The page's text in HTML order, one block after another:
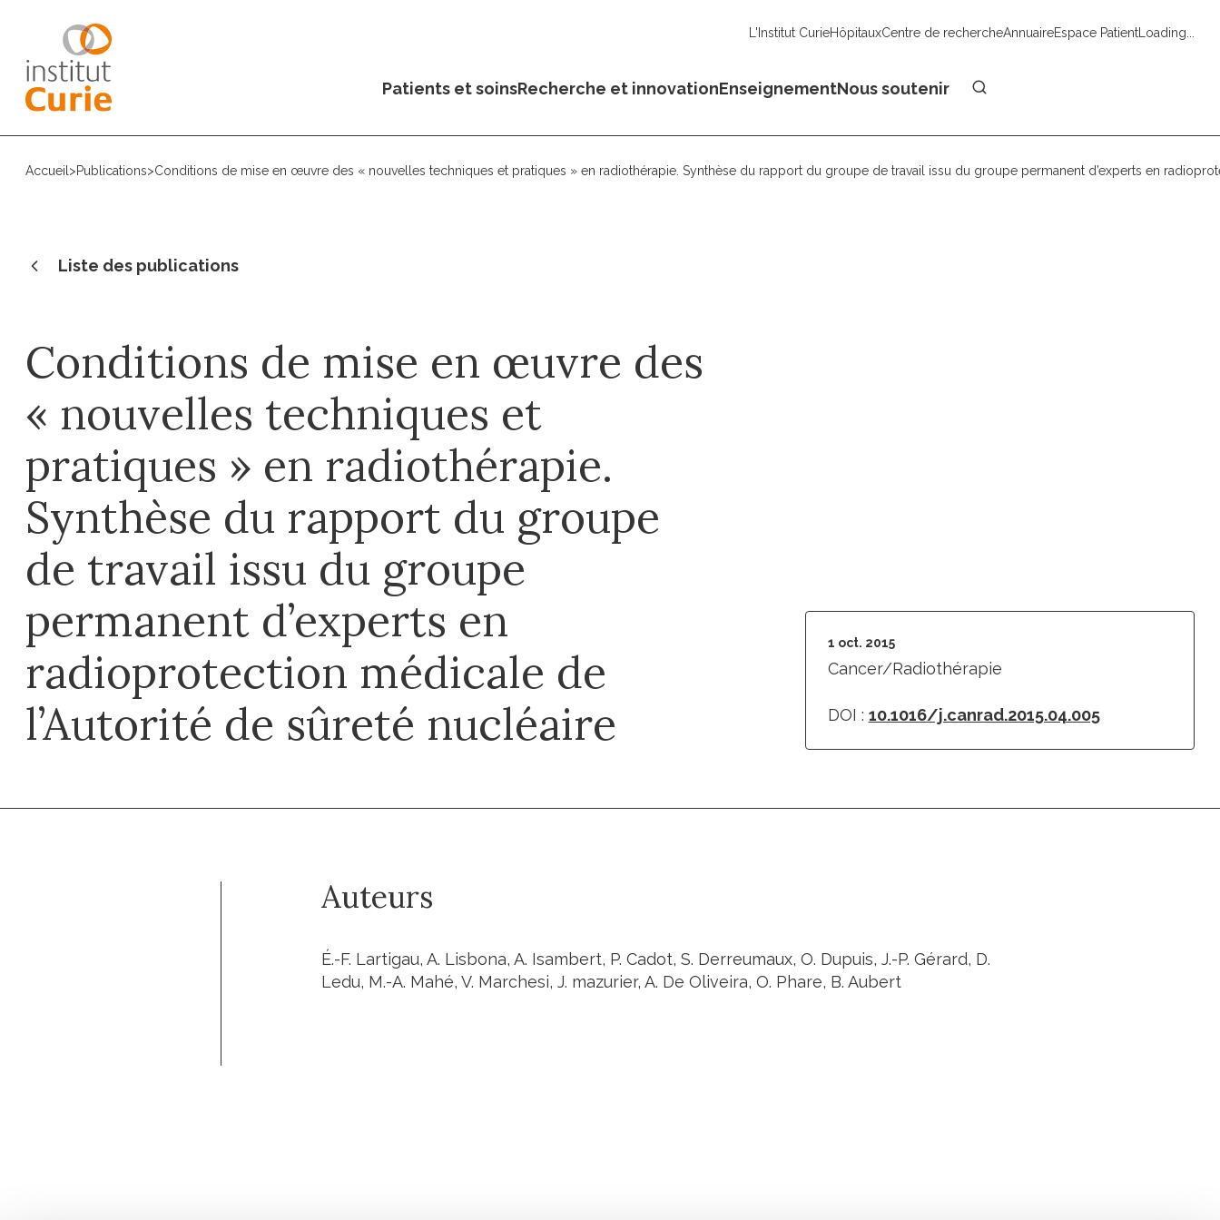
L'Institut CurieHôpitauxCentre de rechercheAnnuaireEspace PatientLoading...
Patients et soinsRecherche et innovationEnseignementNous soutenir
Accueil >Publications>Conditions de mise en œuvre des « nouvelles techniques et pratiques » en radiothérapie. Synthèse du rapport du groupe de travail issu du groupe permanent d’experts en
Liste des publications
Conditions de mise en œuvre des
« nouvelles techniques et
pratiques » en radiothérapie.
Synthèse du rapport du groupe
de travail issu du groupe
permanent d’experts en
radioprotection médicale de
l’Autorité de sûreté nucléaire
1 oct. 2015
Cancer/Radiothérapie
DOI : 10.1016/j.canrad.2015.04.005
Auteurs
É.-F. Lartigau, A. Lisbona, A. Isambert, P. Cadot, S. Derreumaux, O. Dupuis, J.-P. Gérard, D.
Ledu, M.-A. Mahé, V. Marchesi, J. mazurier, A. De Oliveira, O. Phare, B. Aubert